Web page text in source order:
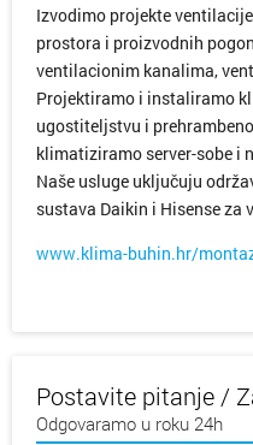
Izvodimo projekte
prostora i proizvodnih
ventilacionim kanalima,
Projektiramo i instaliramo
ugostiteljstvu i
klimatiziramo server-sobe i
Naše usluge uključuju
sustava Daikin i Hisense za
www.klima-buhin.hr/
Postavite pitanje /
Odgovaramo u roku 24h